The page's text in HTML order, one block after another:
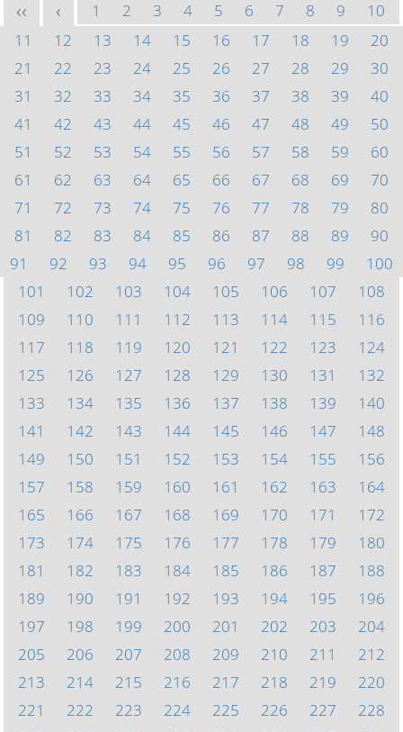
<< < 1 2 3 4 5 6 7 8 9
10
11
12 13 14 15 16 17 18 19
20
21
22 23 24 25 26 27 28 29
30
31
32 33 34 35 36 37 38 39
40
41
42 43 44 45 46 47 48 49
50
51
52 53 54 55 56 57 58 59
60
61
62 63 64 65 66 67 68 69
70
71
72 73 74 75 76 77 78 79
80
81
82 83 84 85 86 87 88 89
90
91
92 93 94 95 96 97 98 99
100
101
102 103 104 105 106 107
108
109
110 111 112 113 114 115
116
117
118 119 120 121 122 123
124
125
126 127 128 129 130 131
132
133
134 135 136 137 138 139
140
141
142 143 144 145 146 147
148
149
150 151 152 153 154 155
156
157
158 159 160 161 162 163
164
165
166 167 168 169 170 171
172
173
174 175 176 177 178 179
180
181
182 183 184 185 186 187
188
189
190 191 192 193 194 195
196
197
198 199 200 201 202 203
204
205
206 207 208 209 210 211
212
213
214 215 216 217 218 219
220
221
222 223 224 225 226 227
228